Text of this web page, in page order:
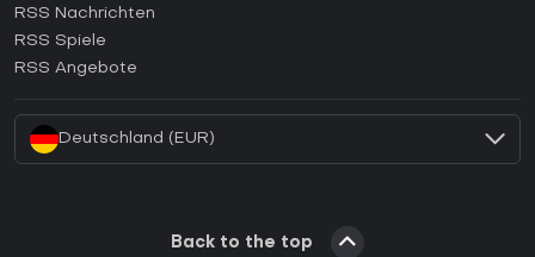
Wie aktiviert man einen Ubisoft Connect CD Key?
RSS Nachrichten
RSS Spiele
RSS Angebote
Deutschland (EUR)
Back to the top